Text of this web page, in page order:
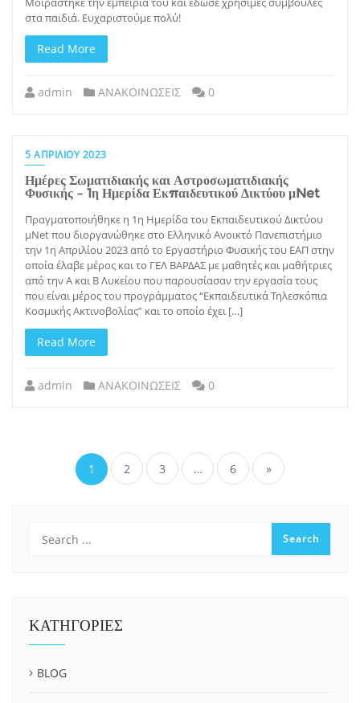
στα παιδιά. Ευχαριστούμε πολύ!
Read More
admin ΑΝΑΚΟΙΝΩΣΕΙΣ 0
5 ΑΠΡΙΛΊΟΥ 2023
Ημέρες Σωματιδιακής και Αστροσωματιδιακής
Φυσικής – 1η Ημερίδα Εκπαιδευτικού Δικτύου μNet
Πραγματοποιήθηκε η 1η Ημερίδα του Εκπαιδευτικού Δικτύου
μNet που διοργανώθηκε στο Ελληνικό Ανοικτό Πανεπιστήμιο
την 1η Απριλίου 2023 από το Εργαστήριο Φυσικής του ΕΑΠ στην
οποία έλαβε μέρος και το ΓΕΛ ΒΑΡΔΑΣ με μαθητές και μαθήτριες
από την Α και Β Λυκείου που παρουσίασαν την εργασία τους
που είναι μέρος του προγράμματος “Εκπαιδευτικά Τηλεσκόπια
Κοσμικής Ακτινοβολίας” και το οποίο έχει […]
Read More
admin ΑΝΑΚΟΙΝΩΣΕΙΣ 0
άρθρων
1 2 3 … 6 »
ΚΑΤΗΓΟΡΙΕΣ
BLOG